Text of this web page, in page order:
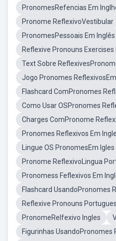
PronomesRefencias Em
Pronome ReflexivoVestibular
PronomesPessoais Em
Reflexive Pronouns Exercises
Text Sobre
Jogo Pronomes
Flashcard ComPronomes
Como Usar OSPronomes
Charges ComPronome
Pronomes Reflexivos Em
Lingue OS PronomesEm Igles
Pronome ReflexivoLingua
Pronomess Feflexivos Em
Flashcard UsandoPronomes
Reflexive Pronouns
PronomeRelfexivo Ingles
Figurinhas UsandoPronomes